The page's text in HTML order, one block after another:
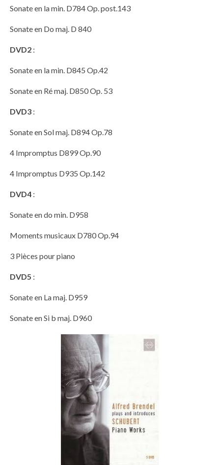
Sonate en la min. D784 Op. post.143
Sonate en Do maj. D 840
DVD2 :
Sonate en la min. D845 Op.42
Sonate en Ré maj. D850 Op. 53
DVD3 :
Sonate en Sol maj. D894 Op.78
4 Impromptus D899 Op.90
4 Impromptus D935 Op.142
DVD4 :
Sonate en do min. D958
Moments musicaux D780 Op.94
3 Pièces pour piano
DVD5 :
Sonate en La maj. D959
Sonate en Si b maj. D960